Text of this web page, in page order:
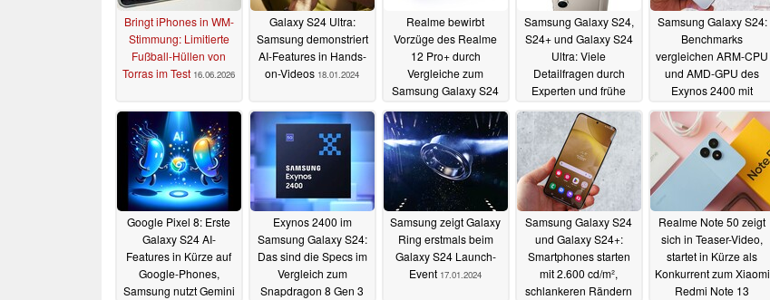
Bringt iPhones in WM-
Stimmung: Limitierte
Fußball-Hüllen von
Torras im Test 16.06.2026
Galaxy S24 Ultra:
Samsung demonstriert
AI-Features in Hands-
on-Videos 18.01.2024
Realme bewirbt
Vorzüge des Realme
12 Pro+ durch
Vergleiche zum
Samsung Galaxy S24
18.01.2024
Samsung Galaxy S24,
S24+ und Galaxy S24
Ultra: Viele
Detailfragen durch
Experten und frühe
18.01.2024
Samsung Galaxy S24:
Benchmarks
vergleichen ARM-CPU
und AMD-GPU des
Exynos 2400 mit
18.01.2024
Google Pixel 8: Erste
Galaxy S24 AI-
Features in Kürze auf
Google-Phones,
Samsung nutzt Gemini
Exynos 2400 im
Samsung Galaxy S24:
Das sind die Specs im
Vergleich zum
Snapdragon 8 Gen 3
Samsung zeigt Galaxy
Ring erstmals beim
Galaxy S24 Launch-
Event 17.01.2024
Samsung Galaxy S24
und Galaxy S24+:
Smartphones starten
mit 2.600 cd/m²,
schlankeren Rändern
Realme Note 50 zeigt
sich in Teaser-Video,
startet in Kürze als
Konkurrent zum Xiaomi
Redmi Note 13